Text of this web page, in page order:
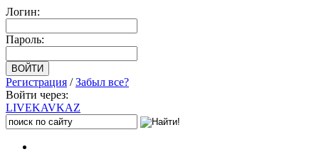
Логин:
Пароль:
Регистрация /Забыл все?
Войти через:
LIVEKAVKAZ